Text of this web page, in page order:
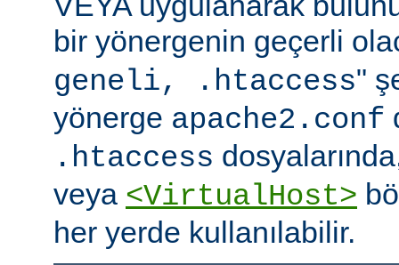
bir yönergenin geçerli
geneli, .htaccess"
yönerge apache2.conf
.htaccess
veya <VirtualHost>
her yerde kullanılabilir.